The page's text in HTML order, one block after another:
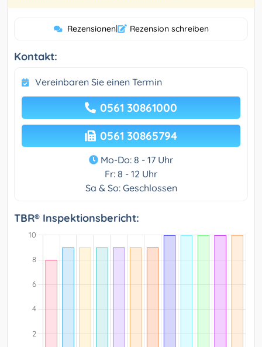
Rezensionen| Rezension schreiben
Kontakt:
Vereinbaren Sie einen Termin
0561 30861000
0561 30865794
Mo-Do: 8 - 17 Uhr
Fr: 8 - 12 Uhr
Sa & So: Geschlossen
TBR® Inspektionsbericht: